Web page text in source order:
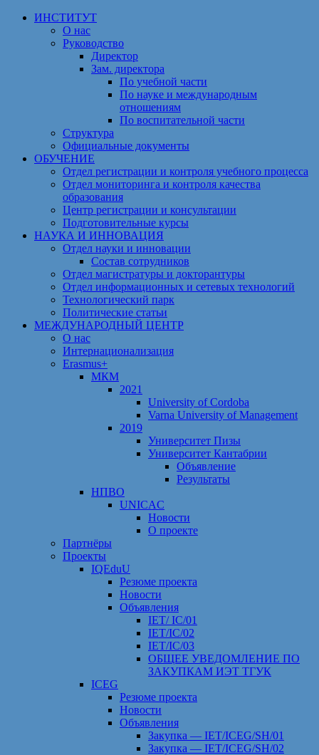
Перейти
содержимому
ИНСТИТУТ
О нас
Руководство
Директор
Зам. директора
По учебной части
По науке и международным
отношениям
По воспитательной части
Структура
Официальные документы
ОБУЧЕНИЕ
Отдел регистрации и контроля учебного процесса
Отдел мониторинга и контроля качества
образования
Центр регистрации и консультации
Подготовительные курсы
НАУКА И ИННОВАЦИЯ
Отдел науки и инновации
Состав сотрудников
Отдел магистратуры и докторантуры
Отдел информационных и сетевых технологий
Технологический парк
Политические статьи
МЕЖДУНАРОДНЫЙ ЦЕНТР
О нас
Интернационализация
Erasmus+
МКМ
2021
University of Cordoba
Varna University of Management
2019
Университет Пизы
Университет Кантабрии
Объявление
Результаты
НПВО
UNICAC
Новости
О проекте
Партнёры
Проекты
IQEduU
Резюме проекта
Новости
Объявления
IET/ IC/01
IET/IC/02
IET/IC/03
ОБЩЕЕ УВЕДОМЛЕНИЕ ПО
ЗАКУПКАМ ИЭТ ТГУК
ICEG
Резюме проекта
Новости
Объявления
Закупка — IET/ICEG/SH/01
Закупка — IET/ICEG/SH/02